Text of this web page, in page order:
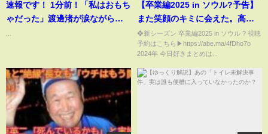
速報です！ 1分前！「私はおもち
ゃだった」渡邊渚が涙ながらに
【卒業編2025 in ソウル?予告】
また笑顔のキミに会えた。高校
最後の恋が、動き出す…｜今日
好き?1月13日(月)よる10時から
ABEMAで"無料"配信⚡️
❖新シーズン 卒業編2025 in ソウル ? 視聴
予約はこちら▶https://abe.ma/4fDho7o
2024年 今日好きまとめは...